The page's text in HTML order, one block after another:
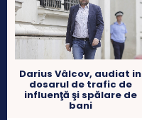
Darius Vâlcov, audiat in
dosarul de trafic de
influenţă şi spălare de
bani